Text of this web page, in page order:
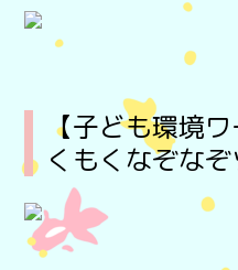
【子ども環境
くもくなぞな